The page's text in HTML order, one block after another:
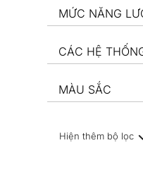
MỨC NĂNG
CÁC HỆ
MÀU SẮC
Hiện thêm bộ lọc